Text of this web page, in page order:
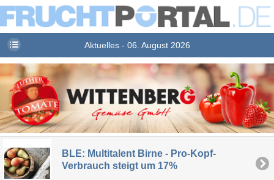
Aktuelles - 06. August 2026
BLE: Multitalent Birne - Pro-Kopf-
Verbrauch steigt um 17%